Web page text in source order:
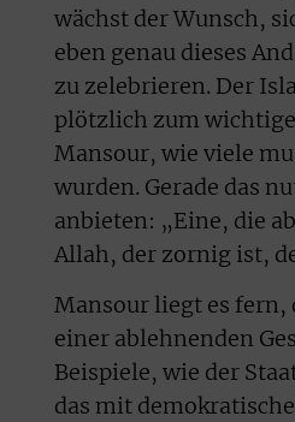
wächst der Wunsch,
eben genau dieses
zu zelebrieren. Der
plötzlich zum
Mansour, wie viele
wurden. Gerade das
anbieten: „Eine, die
Allah, der zornig ist,
Mansour liegt es
einer ablehnenden
Beispiele, wie der
das mit